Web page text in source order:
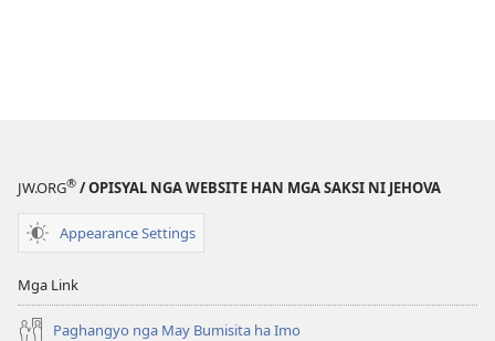
JW.ORG® / OPISYAL NGA WEBSITE HAN MGA SAKSI NI JEHOVA
Appearance Settings
Mga Link
Paghangyo nga May Bumisita ha Imo